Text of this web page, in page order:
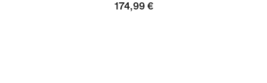
174,99 €